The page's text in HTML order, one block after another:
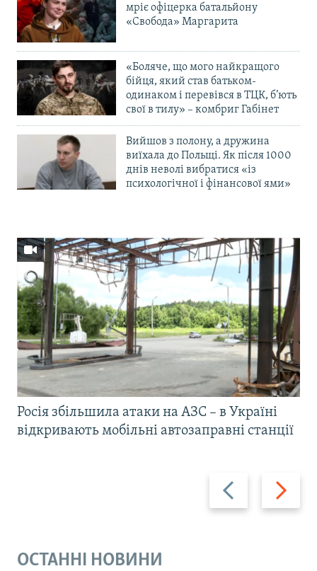
мріє офіцерка батальйону
«Свобода» Маргарита
«Боляче, що мого найкращого
бійця, який став батьком-
одинаком і перевівся в ТЦК, б’ють
свої в тилу» – комбриг Габінет
Вийшов з полону, а дружина
виїхала до Польщі. Як після 1000
днів неволі вибратися «із
психологічної і фінансової ями»
Назад Вперед
Росія збільшила атаки на АЗС – в Україні
відкривають мобільні автозаправні станції
ОСТАННІ НОВИНИ